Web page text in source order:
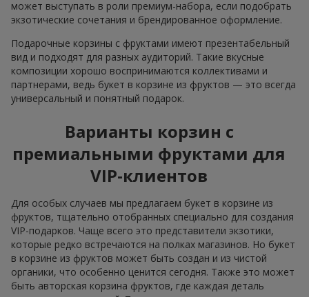
может выступать в роли премиум-набора, если подобрать
экзотические сочетания и брендированное оформление.
Подарочные корзины с фруктами имеют презентабельный
вид и подходят для разных аудиторий. Такие вкусные
композиции хорошо воспринимаются коллективами и
партнерами, ведь букет в корзине из фруктов — это всегда
универсальный и понятный подарок.
Варианты корзин с
премиальными фруктами для
VIP-клиентов
Для особых случаев мы предлагаем букет в корзине из
фруктов, тщательно отобранных специально для создания
VIP-подарков. Чаще всего это представители экзотики,
которые редко встречаются на полках магазинов. Но букет
в корзине из фруктов может быть создан и из чистой
органики, что особенно ценится сегодня. Также это может
быть авторская корзина фруктов, где каждая деталь